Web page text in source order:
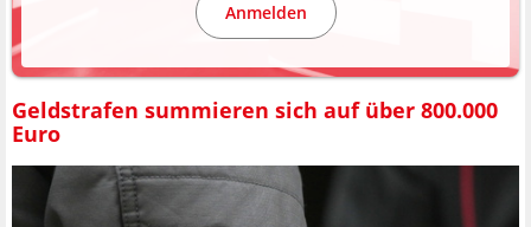
Anmelden
Geldstrafen summieren sich auf über 800.000
Euro